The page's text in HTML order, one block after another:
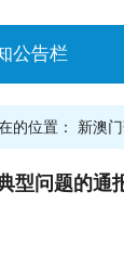
公告栏
的位置： 新澳
型问题的通